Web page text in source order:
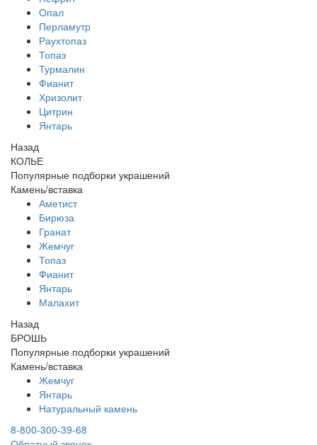
Опал
Перламутр
Раухтопаз
Топаз
Турмалин
Фианит
Хризолит
Цитрин
Янтарь
Назад
КОЛЬЕ
Популярные подборки украшений
Камень/вставка
Аметист
Бирюза
Гранат
Жемчуг
Топаз
Фианит
Янтарь
Малахит
Назад
БРОШЬ
Популярные подборки украшений
Камень/вставка
Жемчуг
Янтарь
Натуральный камень
8-800-300-39-68